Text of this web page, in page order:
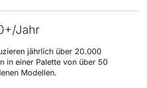
Jahr
jährlich über 20.000
in einer Palette von über 50
Modellen.